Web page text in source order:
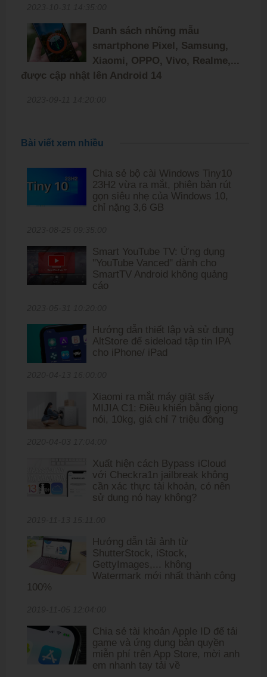
Danh sách những mẫu
smartphone Pixel, Samsung,
Xiaomi, OPPO, Vivo, Realme,...
được cập nhật lên Android 14
Bài viết xem nhiều
Chia sẻ bộ cài Windows Tiny10
23H2 vừa ra mắt, phiên bản rút
gọn siêu nhẹ của Windows 10,
chỉ nặng 3,6 GB
Smart YouTube TV: Ứng dụng
''YouTube Vanced'' dành cho
SmartTV Android không quảng
cáo
Hướng dẫn thiết lập và sử dụng
AltStore để sideload tập tin IPA
cho iPhone/ iPad
Xiaomi ra mắt máy giặt sấy
MIJIA C1: Điều khiển bằng giọng
nói, 10kg, giá chỉ 7 triệu đồng
Xuất hiện cách Bypass iCloud
với Checkra1n jailbreak không
cần xác thực tài khoản, có nên
sử dung nó hay không?
Hướng dẫn tải ảnh từ
ShutterStock, iStock,
GettyImages,... không
Watermark mới nhất thành công
100%
Chia sẻ tài khoản Apple ID để tải
game và ứng dụng bản quyền
miễn phí trên App Store, mời anh
em nhanh tay tải về